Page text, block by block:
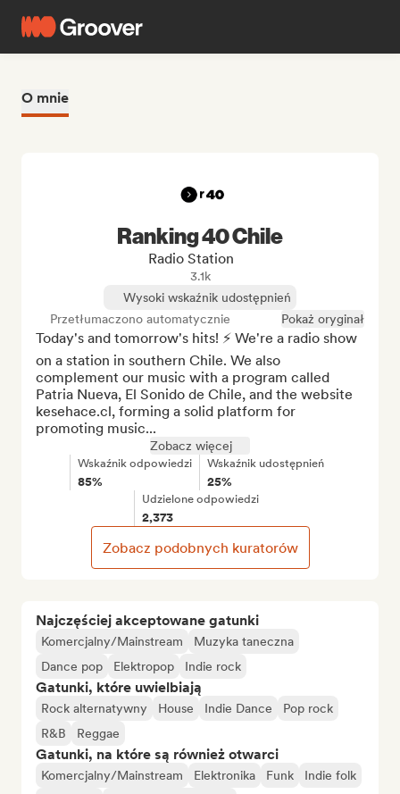
O mnie
Najczęściej akceptowane gatunki
Komercjalny/Mainstream
Muzyka taneczna
Dance pop
Elektropop Indie rock
Gatunki, które uwielbiają
Rock alternatywny House Indie Dance
Pop rock
R&B
Reggae
Gatunki, na które są również otwarci
Komercjalny/Mainstream Elektronika Funk
Indie folk
Ranking 40 Chile
Radio Station
3.1k
Wysoki wskaźnik udostępnień
Przetłumaczono automatycznie
Pokaż oryginał
Today's and tomorrow's hits! ⚡ We're a radio show
on a station in southern Chile. We also
complement our music with a program called
Patria Nueva, El Sonido de Chile, and the website
kesehace.cl, forming a solid platform for
promoting music...
Zobacz więcej
Wskaźnik odpowiedzi
85%
Wskaźnik udostępnień
25%
Udzielone odpowiedzi
2,373
Zobacz podobnych kuratorów